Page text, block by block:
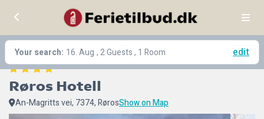
Your search: 16. Aug , 2 Guests , 1 Room edit
Røros Hotell
An-Magritts vei, 7374, RørosShow on Map